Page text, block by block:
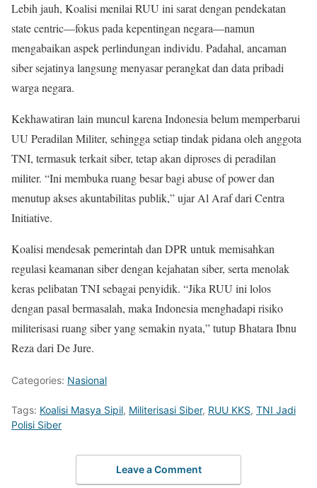
Lebih jauh, Koalisi menilai RUU ini sarat dengan pendekatan
state centric—fokus pada kepentingan negara—namun
mengabaikan aspek perlindungan individu. Padahal, ancaman
siber sejatinya langsung menyasar perangkat dan data pribadi
warga negara.
Kekhawatiran lain muncul karena Indonesia belum memperbarui
UU Peradilan Militer, sehingga setiap tindak pidana oleh anggota
TNI, termasuk terkait siber, tetap akan diproses di peradilan
militer. “Ini membuka ruang besar bagi abuse of power dan
menutup akses akuntabilitas publik,” ujar Al Araf dari Centra
Initiative.
Koalisi mendesak pemerintah dan DPR untuk memisahkan
regulasi keamanan siber dengan kejahatan siber, serta menolak
keras pelibatan TNI sebagai penyidik. “Jika RUU ini lolos
dengan pasal bermasalah, maka Indonesia menghadapi risiko
militerisasi ruang siber yang semakin nyata,” tutup Bhatara Ibnu
Reza dari De Jure.
Categories: Nasional
Tags: Koalisi Masya Sipil, Militerisasi Siber, RUU KKS, TNI Jadi
Polisi Siber
Leave a Comment